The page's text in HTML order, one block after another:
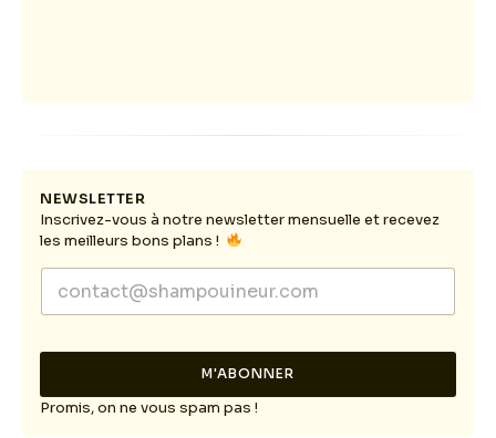
NEWSLETTER
Inscrivez-vous à notre newsletter mensuelle et recevez
les meilleurs bons plans !
a
E
a
l
M'ABONNER
Promis, on ne vous spam pas !